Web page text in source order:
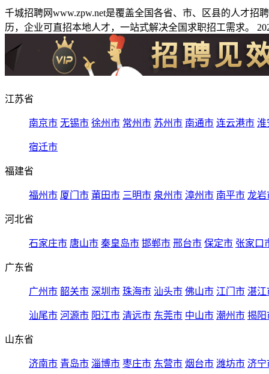
千城招聘网www.zpw.net是覆盖全国各省、市、区县的人才
历，企业可直招本地人才，一站式解决全国求职招工需求。
江苏省
南京市 无锡市 徐州市 常州市 苏州市 南通市 连云港市 淮
宿迁市
福建省
福州市 厦门市 莆田市 三明市 泉州市 漳州市 南平市 龙岩
河北省
石家庄市 唐山市 秦皇岛市 邯郸市 邢台市 保定市 张家口
广东省
广州市 韶关市 深圳市 珠海市 汕头市 佛山市 江门市 湛江
汕尾市 河源市 阳江市 清远市 东莞市 中山市 潮州市 揭阳
山东省
济南市 青岛市 淄博市 枣庄市 东营市 烟台市 潍坊市 济宁